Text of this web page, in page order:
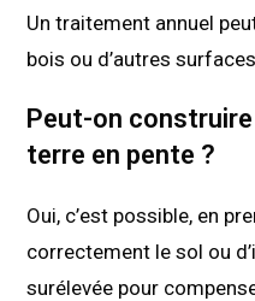
Un traitement annuel
bois ou d’autres
Peut-on
terre en pente ?
Oui, c’est possible, en
correctement le sol ou
surélevée pour